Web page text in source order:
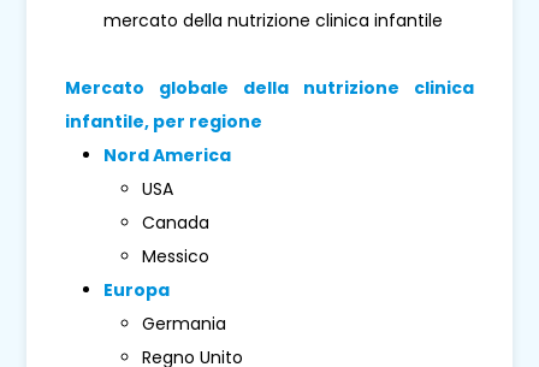
mercato della nutrizione clinica infantile
Mercato globale della nutrizione clinica
infantile, per regione
Nord America
USA
Canada
Messico
Europa
Germania
Regno Unito